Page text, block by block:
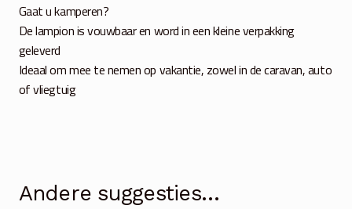
Gaat u kamperen?
De lampion is vouwbaar en word in een kleine verpakking
geleverd
Ideaal om mee te nemen op vakantie, zowel in de caravan, auto
of vliegtuig
Andere suggesties…